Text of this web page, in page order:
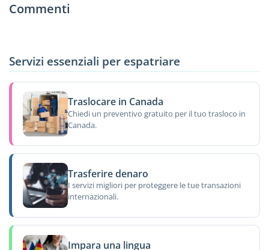
Commenti
Servizi essenziali per espatriare
Traslocare in Canada
Chiedi un preventivo gratuito per il tuo trasloco in
Canada.
Trasferire denaro
I servizi migliori per proteggere le tue transazioni
internazionali.
Impara una lingua